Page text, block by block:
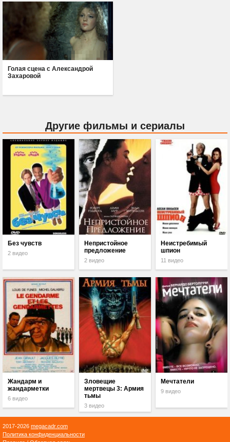
Голая сцена с Александрой
Захаровой
Другие фильмы и сериалы
Без чувств
2 видео
Непристойное
предложение
2 видео
Неистребимый
шпион
11 видео
Жандарм и
жандарметки
6 видео
Зловещие
мертвецы 3: Армия
тьмы
3 видео
Мечтатели
9 видео
2017-2026 megacadr.com
Политика конфиденциальности